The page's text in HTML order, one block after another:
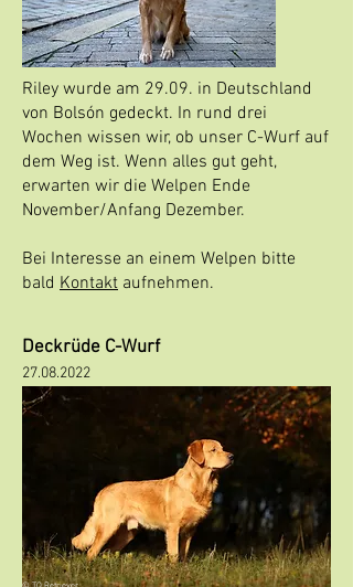
Riley wurde am 29.09. in Deutschland
von Bolsón gedeckt. In rund drei
Wochen wissen wir, ob unser C-Wurf auf
dem Weg ist. Wenn alles gut geht,
erwarten wir die Welpen Ende
November/Anfang Dezember.
Bei Interesse an einem Welpen bitte
bald Kontakt aufnehmen.
Deckrüde C-Wurf
27.08.2022